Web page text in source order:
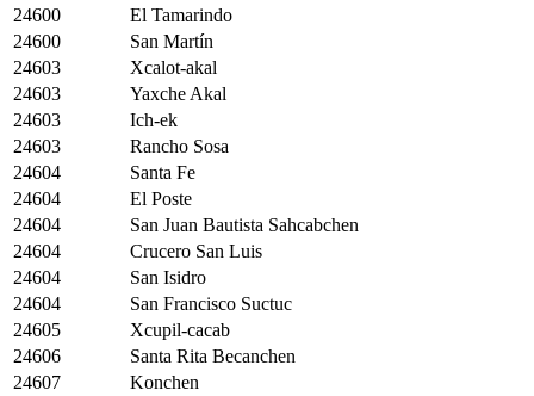
24600
El Tamarindo
24600
San Martín
24603
Xcalot-akal
24603
Yaxche Akal
24603
Ich-ek
24603
Rancho Sosa
24604
Santa Fe
24604
El Poste
24604
San Juan Bautista Sahcabchen
24604
Crucero San Luis
24604
San Isidro
24604
San Francisco Suctuc
24605
Xcupil-cacab
24606
Santa Rita Becanchen
24607
Konchen